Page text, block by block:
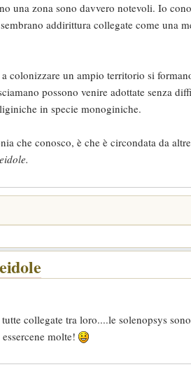
una zona sono davvero notevoli. Io
addirittura collegate come una
colonizzare un ampio territorio si
possono venire adottate senza
in specie monoginiche.
che conosco, è che è circondata da
collegate tra loro....le solenopsys
molte!